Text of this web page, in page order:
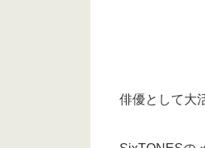
俳優として大